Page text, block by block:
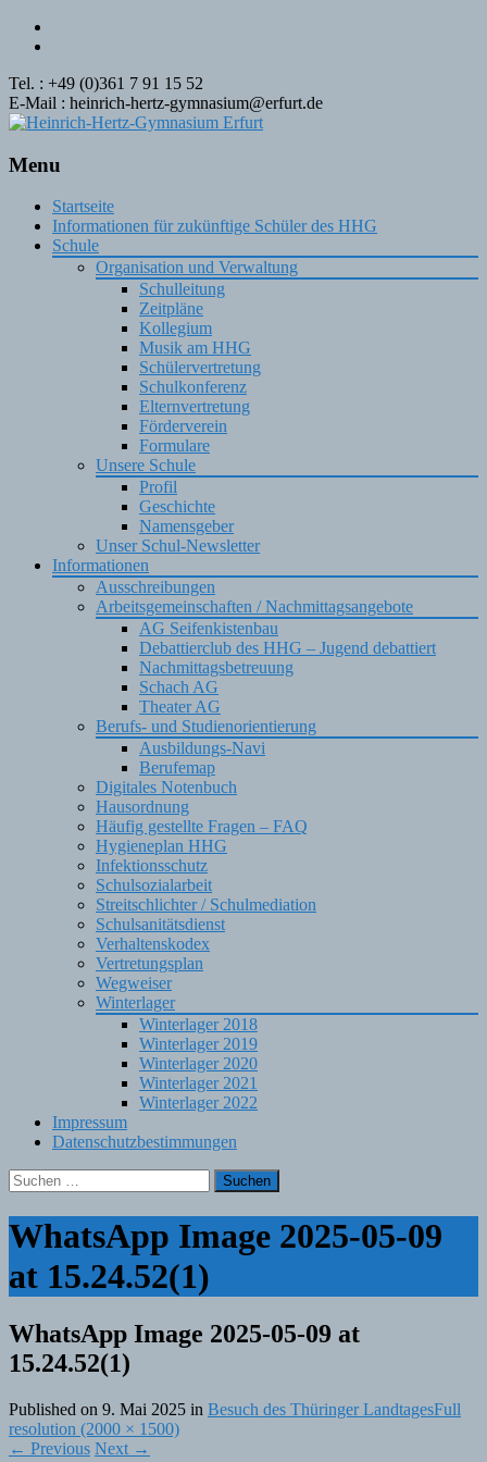
Tel. : +49 (0)361 7 91 15 52
E-Mail : heinrich-hertz-gymnasium@erfurt.de
Menu
Skip
content
Startseite
Informationen für zukünftige Schüler des HHG
Schule
Organisation und Verwaltung
Schulleitung
Zeitpläne
Kollegium
Musik am HHG
Schülervertretung
Schulkonferenz
Elternvertretung
Förderverein
Formulare
Unsere Schule
Profil
Geschichte
Namensgeber
Unser Schul-Newsletter
Informationen
Ausschreibungen
Arbeitsgemeinschaften / Nachmittagsangebote
AG Seifenkistenbau
Debattierclub des HHG – Jugend debattiert
Nachmittagsbetreuung
Schach AG
Theater AG
Berufs- und Studienorientierung
Ausbildungs-Navi
Berufemap
Digitales Notenbuch
Hausordnung
Häufig gestellte Fragen – FAQ
Hygieneplan HHG
Infektionsschutz
Schulsozialarbeit
Streitschlichter / Schulmediation
Schulsanitätsdienst
Verhaltenskodex
Vertretungsplan
Wegweiser
Winterlager
Winterlager 2018
Winterlager 2019
Winterlager 2020
Winterlager 2021
Winterlager 2022
Impressum
Datenschutzbestimmungen
Suchen
nach:
WhatsApp Image 2025-05-09
at 15.24.52(1)
WhatsApp Image 2025-05-09 at
15.24.52(1)
Published on 9. Mai 2025 in Besuch des Thüringer LandtagesFull
resolution (2000 × 1500)
← Previous Next →